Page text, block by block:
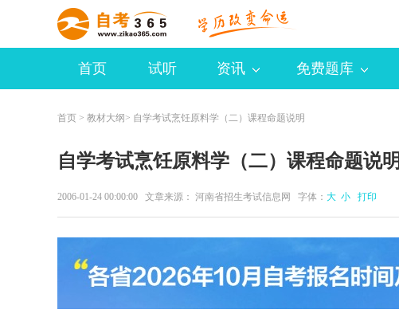
首页 试听 资讯 免费题库
首页 > 教材大纲 > 自学考试烹饪原料学（二）课程命题说明
自学考试烹饪原料学（二）课程命题说明
2006-01-24 00:00:00 文章来源： 河南省招生考试信息网 字体： 大 小 打印